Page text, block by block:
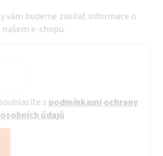
vám budeme zasílat informace o
e-shopu.
s podmínkami ochrany
osobních údajů